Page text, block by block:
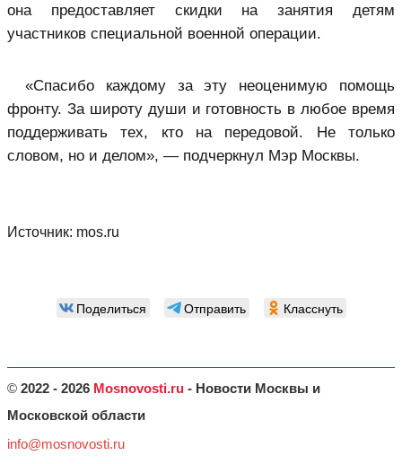
она предоставляет скидки на занятия детям
участников специальной военной операции.
«Спасибо каждому за эту неоценимую помощь
фронту. За широту души и готовность в любое время
поддерживать тех, кто на передовой. Не только
словом, но и делом», — подчеркнул Мэр Москвы.
Источник: mos.ru
Поделиться Отправить Класснуть
© 2022 - 2026 Mosnovosti.ru - Новости Москвы и
Московской области
info@mosnovosti.ru